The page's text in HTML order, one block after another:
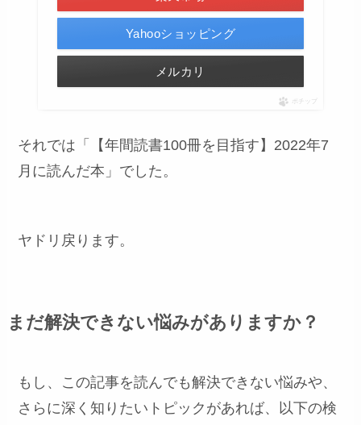
Yahooショッピング
メルカリ
ポチップ
それでは「【年間読書100冊を目指す】2022年7
月に読んだ本」でした。
ヤドリ戻ります。
まだ解決できない悩みがありますか？
もし、この記事を読んでも解決できない悩みや、
さらに深く知りたいトピックがあれば、以下の検